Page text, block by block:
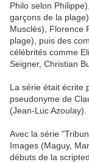
Philo selon
garçons de la
Musclés), Florence
plage), puis des
célébrités comme
Seigner, Christian
La série était écrite
pseudonyme de
(Jean-Luc Azoulay).
Avec la série
Images (Maguy,
débuts de la